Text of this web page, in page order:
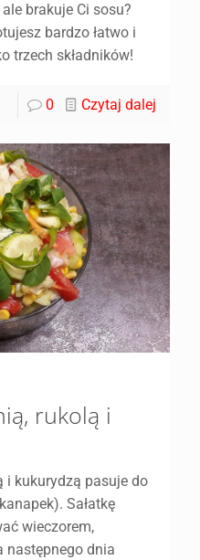
brakuje Ci sosu?
bardzo łatwo i
trzech składników!
0 Czytaj dalej
rukolą i
i kukurydzą pasuje do
Sałatkę
wieczorem,
następnego dnia